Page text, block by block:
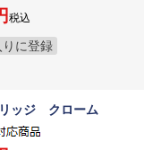
税込
に登録
ッジ クローム